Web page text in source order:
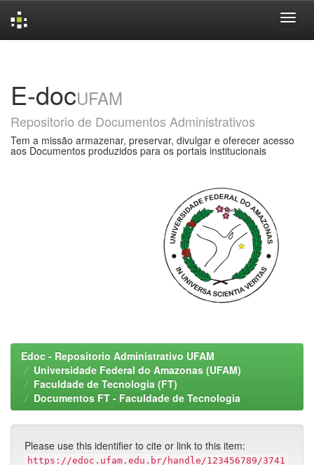
E-docUFAM
Repositorio de Documentos Administrativos
Tem a missão armazenar, preservar, divulgar e oferecer acesso
aos Documentos produzidos para os portais institucionais
Edoc - Repositorio Administrativo UFAM
Universidade Federal do Amazonas (UFAM)
Faculdade de Tecnologia (FT)
Documentos FT - Faculdade de Tecnologia
Please use this identifier to cite or link to this item:
https://edoc.ufam.edu.br/handle/123456789/3741